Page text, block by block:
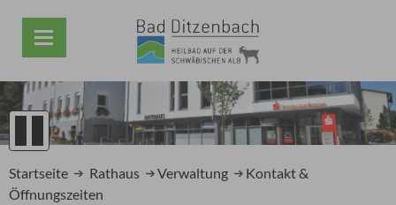
Startseite Rathaus Verwaltung
Kontakt &
Öffnungszeiten